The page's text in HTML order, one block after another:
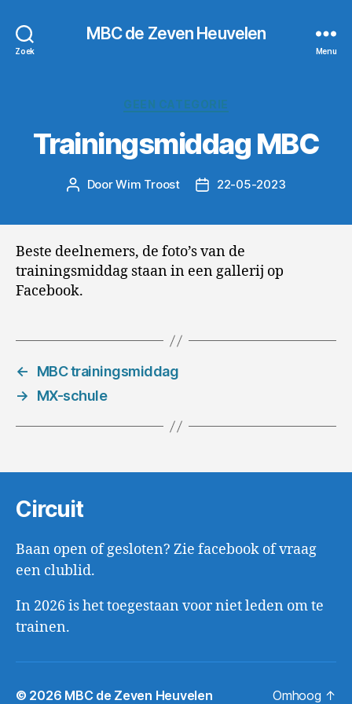
Zoek
MBC de Zeven Heuvelen
Menu
Categorieën
GEEN CATEGORIE
Trainingsmiddag MBC
Berichtauteur
DoorWim Troost Berichtdatum
22-05-2023
Beste deelnemers, de foto’s van de
trainingsmiddag staan in een gallerij op
Facebook.
←
MBC trainingsmiddag
→
MX-schule
Circuit
Baan open of gesloten? Zie facebook of vraag
een clublid.
In 2026 is het toegestaan voor niet leden om te
trainen.
© 2026 MBC de Zeven Heuvelen Omhoog ↑